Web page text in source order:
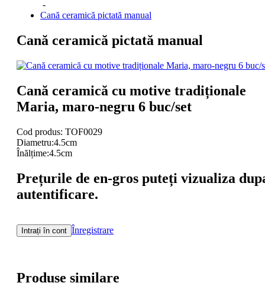
-
Cană ceramică pictată manual
Cană ceramică pictată manual
Cană ceramică cu motive tradiționale
Maria, maro-negru 6 buc/set
Cod produs: TOF0029
Diametru:4.5cm
Înălțime:4.5cm
Prețurile de en-gros puteți vizualiza
autentificare.
Intrați în cont Înregistrare
Produse similare